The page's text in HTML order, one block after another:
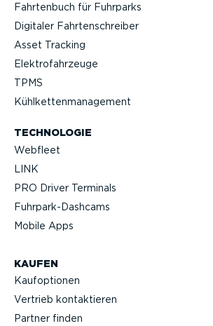
Fahrtenbuch für Fuhrparks
Digitaler Fahrten­schreiber
Asset Tracking
Elektro­fahr­zeuge
TPMS
Kühlket­ten­ma­nagement
TECHNOLOGIE
Webfleet
LINK
PRO Driver Terminals
Fuhrpar­k-Da­shcams
Mobile Apps
KAUFEN
Kaufop­tionen
Vertrieb kontak­tieren
Partner finden